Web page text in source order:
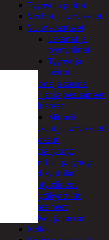
Tyynyt ja peitot
Verhot ja tarvikkeet
Vuodevaatteet
Lakanat ja
tyynynlinat
Tyynyt ja
peitot
Kylpyhuone ja sauna
Harjat ja pesuaineet
Kalusteet
Mittarit
Kiukaat ja tarvikkeet
Tuoksut
Kynttilät ja lyhdyt
Kynttilät ja lyhdyt
Led-kynttilät
Lyhtytelineet
Pöytäkynttilät
Sisustusesineet
Kalvot ja tarrat
Kellot